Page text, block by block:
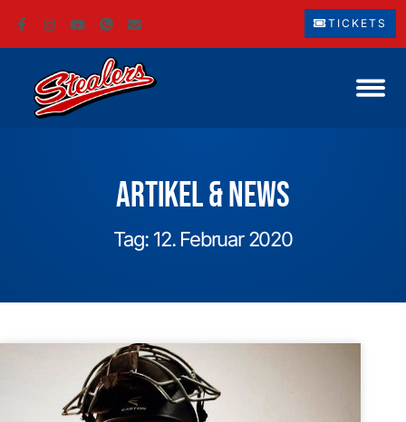
TICKETS
Artikel & News
Tag: 12. Februar 2020